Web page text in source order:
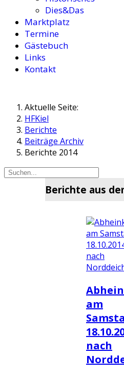
Dies&Das
Marktplatz
Termine
Gästebuch
Links
Kontakt
Aktuelle Seite:
HFKiel
Berichte
Beiträge Archiv
Berichte 2014
Berichte aus
am
nach